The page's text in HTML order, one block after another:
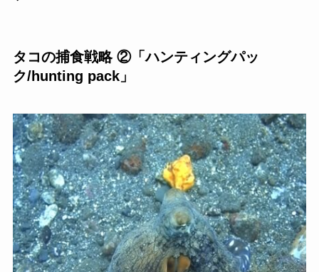
タコの捕食戦略 ②「ハンティングパッ
ク/hunting pack」